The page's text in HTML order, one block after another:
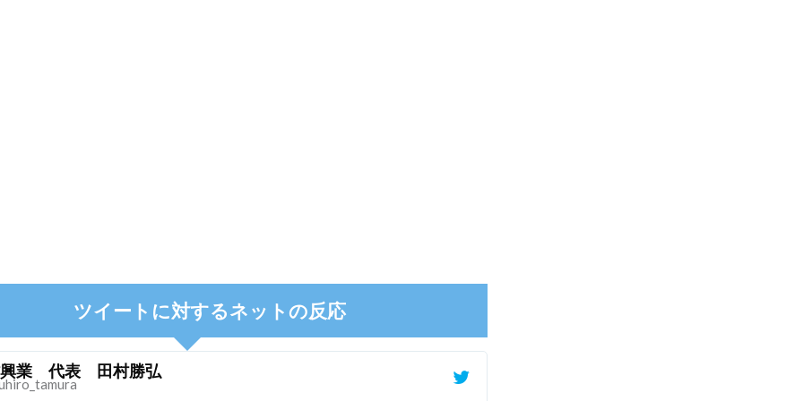
ツイートに対するネットの反応
興業 代表 田村勝弘